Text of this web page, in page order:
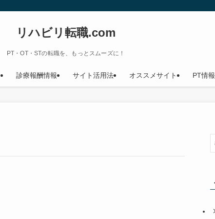
リハビリ転職.com
PT・OT・STの転職を、もっとスムーズに！
診療報酬情報 サイト活用法 オススメサイト PT情報